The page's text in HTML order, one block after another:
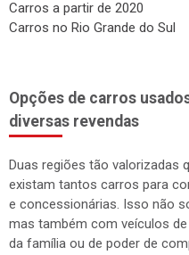
Carros no Rio Grande do Sul
diversas revendas
existam tantos carros para
e concessionárias. Isso não
mas também com veículos
da família ou de poder de
automóvel e colocam o seu à